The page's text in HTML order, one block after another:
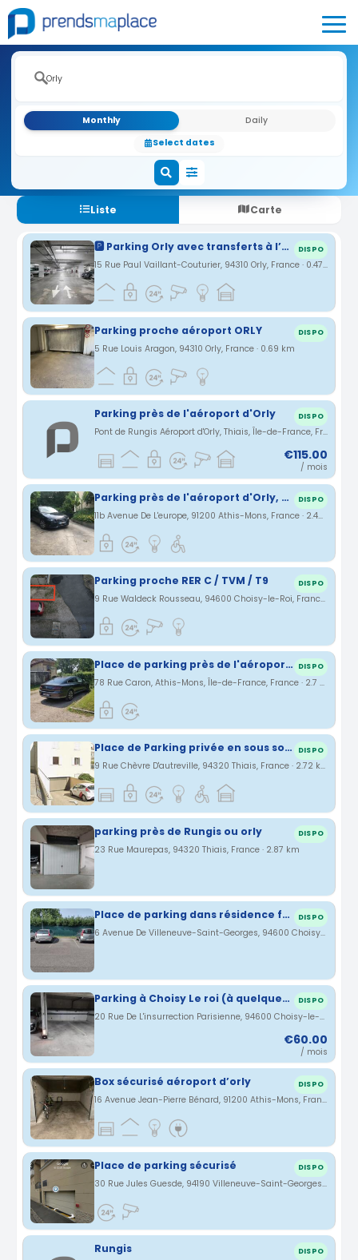
Monthly
Daily
Select dates
Liste Carte
🅿️ Parking Orly avec transferts à l’aéroport. Vous gardez vos clés. DISPO
15 Rue Paul Vaillant-Couturier, 94310 Orly, France · 0.47 km
Parking proche aéroport ORLY DISPO
5 Rue Louis Aragon, 94310 Orly, France · 0.69 km
Parking près de l'aéroport d'Orly DISPO
Pont de Rungis Aéroport d'Orly, Thiais, Île-de-France, France · 2.25 km
€115.00
/ mois
Parking près de l'aéroport d'Orly, privé, sécurisé DISPO
11b Avenue De L'europe, 91200 Athis-Mons, France · 2.45 km
Parking proche RER C / TVM / T9 DISPO
9 Rue Waldeck Rousseau, 94600 Choisy-le-Roi, France · 2.5 km
Place de parking près de l'aéroport d'Orly DISPO
78 Rue Caron, Athis-Mons, Île-de-France, France · 2.7 km
Place de Parking privée en sous sol à louer proche aéroport orly 5 minutes DISPO
9 Rue Chèvre D'autreville, 94320 Thiais, France · 2.72 km
parking près de Rungis ou orly DISPO
23 Rue Maurepas, 94320 Thiais, France · 2.87 km
Place de parking dans résidence fermée DISPO
6 Avenue De Villeneuve-Saint-Georges, 94600 Choisy-le-Roi, France · 2.95 km
Parking à Choisy Le roi (à quelques minutes de la gare) DISPO
20 Rue De L'insurrection Parisienne, 94600 Choisy-le-Roi, France · 3.22 km
€60.00
/ mois
Box sécurisé aéroport d’orly DISPO
16 Avenue Jean-Pierre Bénard, 91200 Athis-Mons, France · 3.54 km
Place de parking sécurisé DISPO
30 Rue Jules Guesde, 94190 Villeneuve-Saint-Georges, France · 3.69 km
Rungis DISPO